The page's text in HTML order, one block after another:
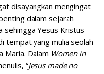
disayangkan mengingat
dalam sejarah
sehingga Yesus Kristus
tempat yang mulia seolah
Maria. Dalam Women in
“Jesus made no